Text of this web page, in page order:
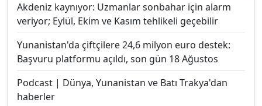
Akdeniz kaynıyor: Uzmanlar sonbahar için alarm
veriyor; Eylül, Ekim ve Kasım tehlikeli geçebilir
Yunanistan'da çiftçilere 24,6 milyon euro destek:
Başvuru platformu açıldı, son gün 18 Ağustos
Podcast | Dünya, Yunanistan ve Batı Trakya'dan
haberler